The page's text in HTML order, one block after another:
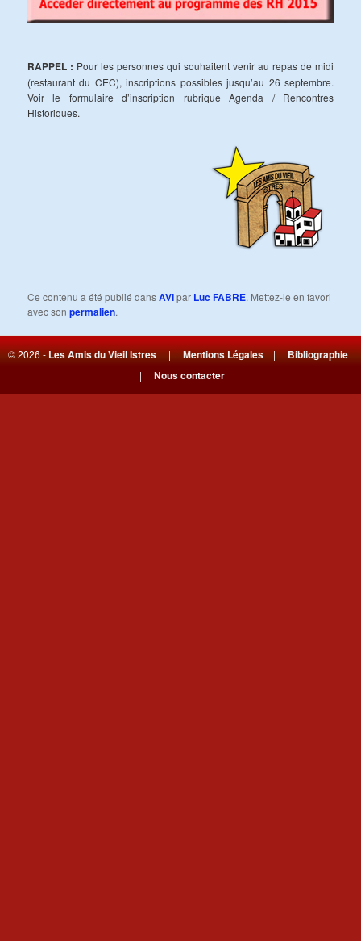
RAPPEL : Pour les personnes qui souhaitent venir au repas de midi
(restaurant du CEC), inscriptions possibles jusqu’au 26 septembre.
Voir le formulaire d’inscription rubrique Agenda / Rencontres
Historiques.
Ce contenu a été publié dansAVIpar Luc FABRE. Mettez-le en favori
avec sonpermalien.
© 2026 -Les Amis du Vieil Istres|Mentions Légales|Bibliographie
| Nous contacter